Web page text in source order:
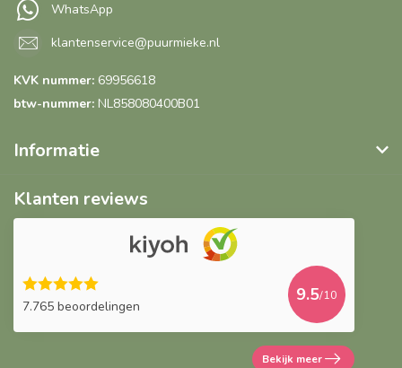
WhatsApp
klantenservice@puurmieke.nl
KVK nummer: 69956618
btw-nummer: NL858080400B01
Informatie
Klanten reviews
7.765 beoordelingen
9.5/10
Bekijk meer